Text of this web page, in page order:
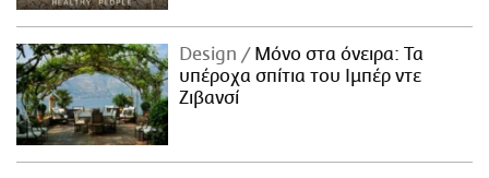
Design
Μόνο στα όνειρα: Τα
υπέροχα σπίτια του Ιμπέρ ντε
Ζιβανσί